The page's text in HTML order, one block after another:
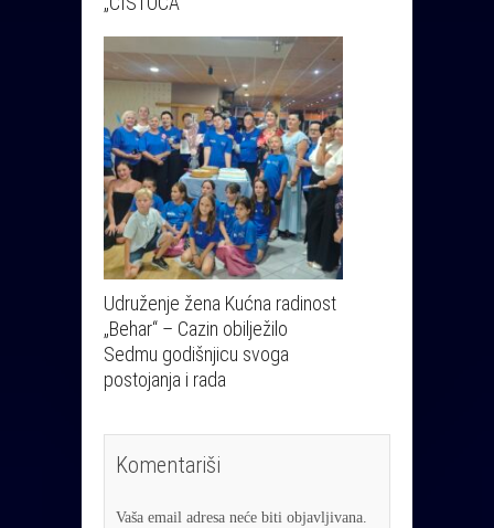
Udruženje žena Kućna radinost
„Behar“ – Cazin obilježilo
Sedmu godišnjicu svoga
postojanja i rada
Komentariši
Vaša email adresa neće biti objavljivana.